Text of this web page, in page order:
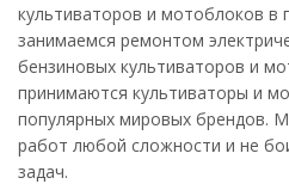
культиваторов и мотоблоков
занимаемся ремонтом
бензиновых культиваторов и
принимаются культиваторы и
популярных мировых брендов.
работ любой сложности и не
задач.